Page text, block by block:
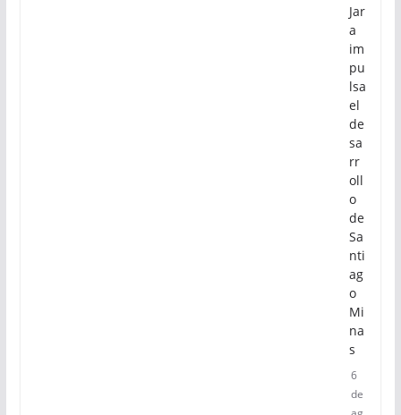
Jar
a
im
pu
lsa
el
de
sa
rr
oll
o
de
Sa
nti
ag
o
Mi
na
s
6
de